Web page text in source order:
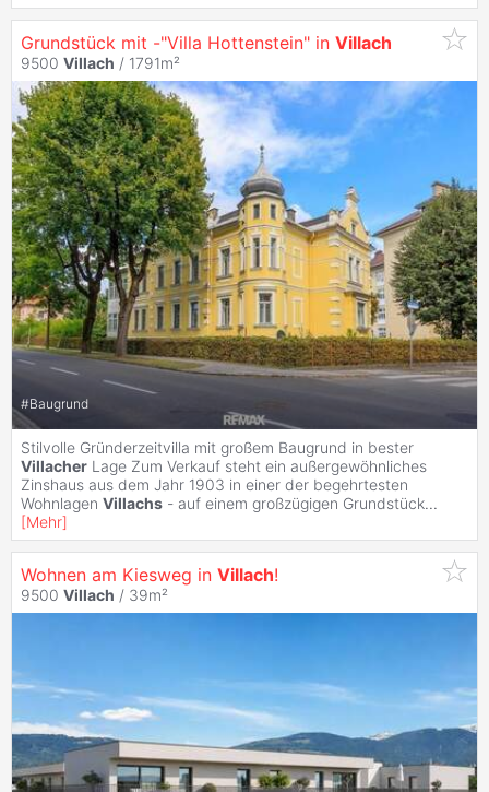
Grundstück mit -"Villa Hottenstein" in Villach
9500 Villach / 1791m²
#Baugrund
Stilvolle Gründerzeitvilla mit großem Baugrund in bester
Villacher Lage Zum Verkauf steht ein außergewöhnliches
Zinshaus aus dem Jahr 1903 in einer der begehrtesten
Wohnlagen Villachs - auf einem großzügigen Grundstück...
[Mehr]
Wohnen am Kiesweg in Villach!
9500 Villach / 39m²